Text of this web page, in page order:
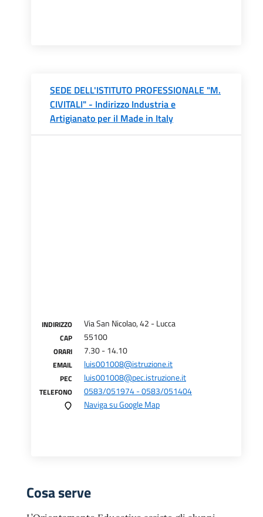
SEDE DELL'ISTITUTO PROFESSIONALE "M.
CIVITALI" - Indirizzo Industria e
Artigianato per il Made in Italy
INDIRIZZO Via San Nicolao, 42 - Lucca
CAP 55100
ORARI 7.30 - 14.10
EMAIL luis001008@istruzione.it
PEC luis001008@pec.istruzione.it
TELEFONO
0583/051974 - 0583/051404
Naviga su Google Map
Cosa serve